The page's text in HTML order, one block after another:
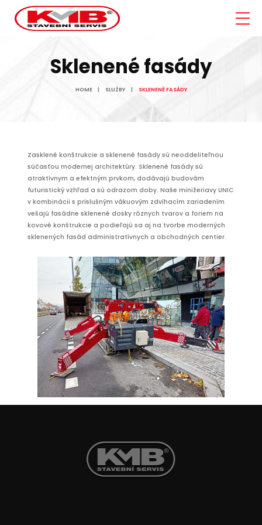
Sklenené fasády
HOME SLUŽBY SKLENENÉ FASÁDY
Zasklené konštrukcie a sklenené fasády sú neoddeliteľnou
súčasťou modernej architektúry. Sklenené fasády sú
atraktívnym a efektným prvkom, dodávajú budovám
futuristický vzhľad a sú odrazom doby. Naše minižeriavy UNIC
v kombinácii s príslušným vákuovým zdvíhacím zariadením
vešajú fasádne sklenené dosky rôznych tvarov a foriem na
kovové konštrukcie a podieľajú sa aj na tvorbe moderných
sklenených fasád administratívnych a obchodných centier.